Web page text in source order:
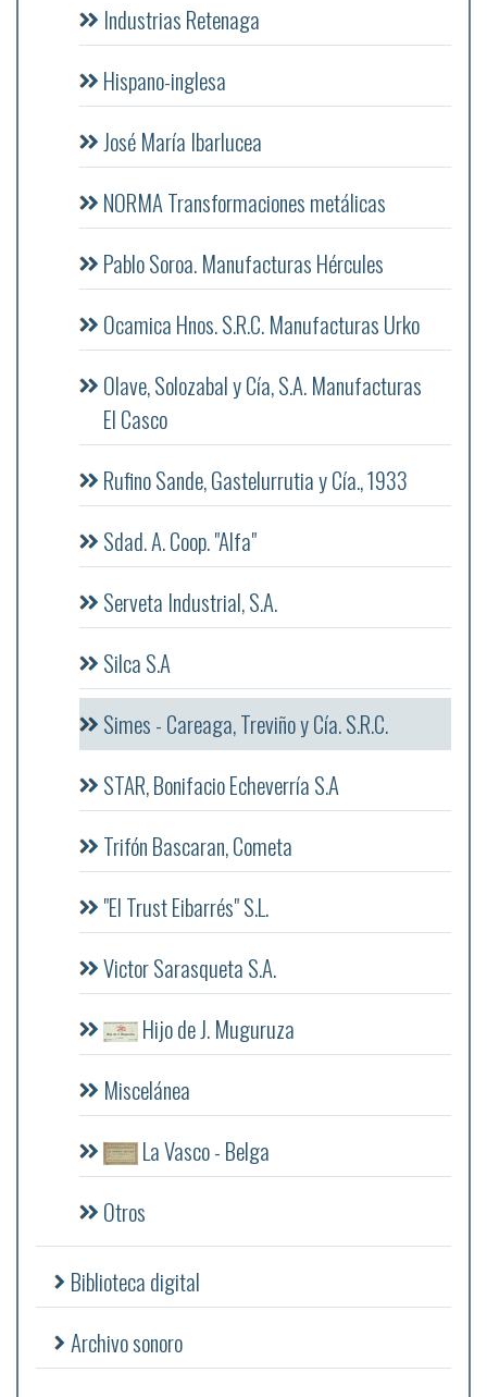
Industrias Retenaga
Hispano-inglesa
José María Ibarlucea
NORMA Transformaciones metálicas
Pablo Soroa. Manufacturas Hércules
Ocamica Hnos. S.R.C. Manufacturas Urko
Olave, Solozabal y Cía, S.A. Manufacturas
El Casco
Rufino Sande, Gastelurrutia y Cía., 1933
Sdad. A. Coop. "Alfa"
Serveta Industrial, S.A.
Silca S.A
Simes - Careaga, Treviño y Cía. S.R.C.
STAR, Bonifacio Echeverría S.A
Trifón Bascaran, Cometa
"El Trust Eibarrés" S.L.
Victor Sarasqueta S.A.
Hijo de J. Muguruza
Miscelánea
La Vasco - Belga
Otros
Biblioteca digital
Archivo sonoro